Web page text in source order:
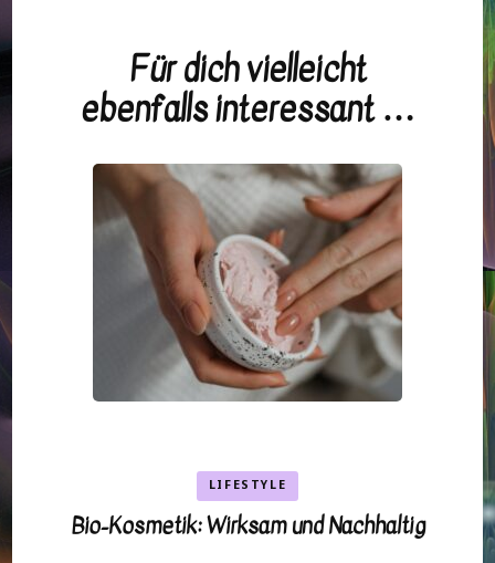
BeitragsnavigationFür dich vielleicht
ebenfalls interessant …
LIFESTYLE
Bio-Kosmetik: Wirksam und Nachhaltig